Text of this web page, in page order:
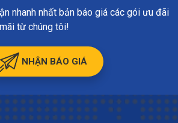
nhanh nhất bản báo giá các gói ưu đãi
từ chúng tôi!
NHẬN BÁO GIÁ